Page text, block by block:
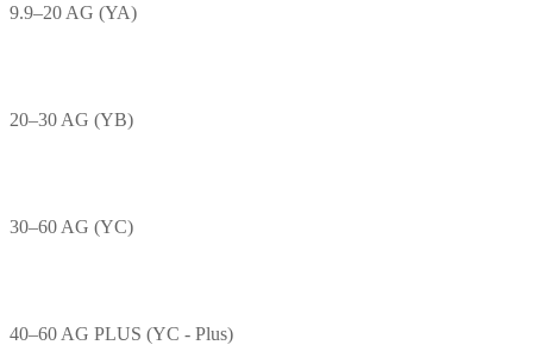
9.9–20 AG (YA)
20–30 AG (YB)
30–60 AG (YC)
40–60 AG PLUS (YC - Plus)